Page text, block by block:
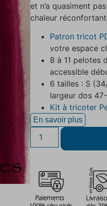
et n’a quasiment
chaleur
Patron tricot
votre espace
8 à 11 pelotes
accessible
6 tailles : S
largeur dos
Kit à tricoter
En savoir plus